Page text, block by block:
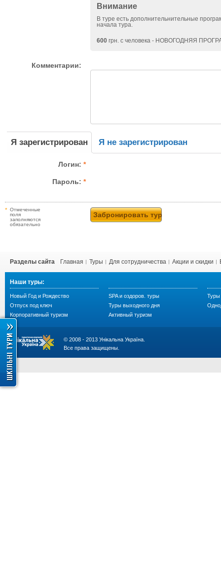
Внимание
В туре есть дополнительнительные
начала тура.
600 грн. с человека - НОВОГОДНЯЯ
Комментарии:
Я зарегистрирован Я не зарегистрирован
Логин: *
Пароль: *
* Отмеченные
поля
заполняются
обязательно
Разделы сайта Главная Туры Для сотрудничества Акции и скидки
Наши туры:
Новый Год и Рождество
Отпуск под ключ
Корпоративный туризм
SPA и оздоров. туры
Туры выходного дня
Активный туризм
Туры
© 2008 - 2013 Унікальна Україна.
Все права защищены.